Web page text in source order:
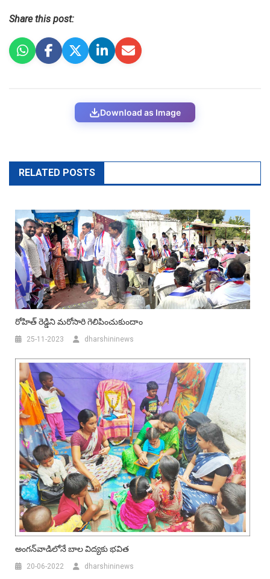
Share this post:
Download as Image
RELATED POSTS
రోహిత్ రెడ్డిని మరోసారి గెలిపించుకుందాం
25-11-2023 dharshininews
అంగ‌న్‌వాడిలోనే బాల విద్య‌కు భ‌విత‌
20-06-2022 dharshininews